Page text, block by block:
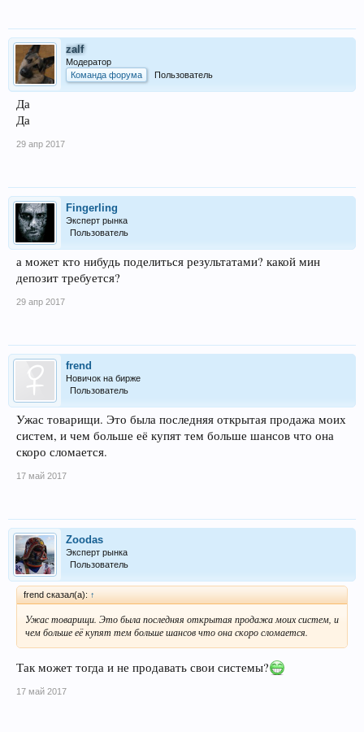
zalf
Модератор
Команда форума
Пользователь
Да
Да
29 апр 2017
Fingerling
Эксперт рынка
Пользователь
а может кто нибудь поделиться результатами? какой мин
депозит требуется?
29 апр 2017
frend
Новичок на бирже
Пользователь
Ужас товарищи. Это была последняя открытая продажа моих
систем, и чем больше её купят тем больше шансов что она
скоро сломается.
17 май 2017
Zoodas
Эксперт рынка
Пользователь
frend сказал(а): ↑
Ужас товарищи. Это была последняя открытая продажа моих систем, и
чем больше её купят тем больше шансов что она скоро сломается.
Так может тогда и не продавать свои системы?
17 май 2017